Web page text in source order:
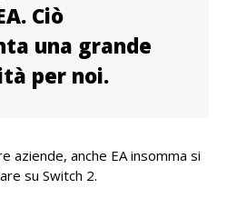
Ciò
una grande
per noi.
aziende, anche EA insomma si
su Switch 2.